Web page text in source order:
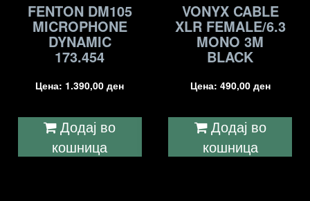
FENTON DM105
MICROPHONE
DYNAMIC
173.454
Цена: 1.390,00ден
Додај во
кошница
VONYX CABLE
XLR FEMALE/6.3
MONO 3M
BLACK
Цена: 490,00 ден
Додај во
кошница